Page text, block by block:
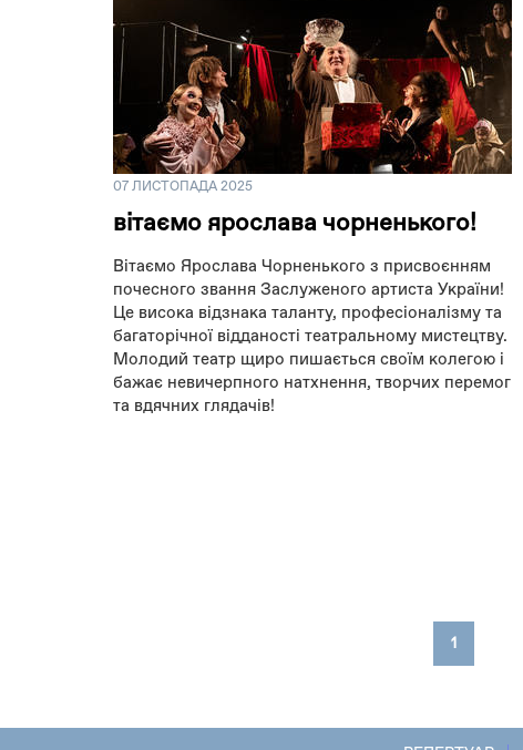
07 ЛИСТОПАДА 2025
вітаємо ярослава чорненького!
Вітаємо Ярослава Чорненького з присвоєнням
почесного звання Заслуженого артиста України!
Це висока відзнака таланту, професіоналізму та
багаторічної відданості театральному мистецтву.
Молодий театр щиро пишається своїм колегою і
бажає невичерпного натхнення, творчих перемог
та вдячних глядачів!
1